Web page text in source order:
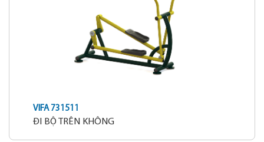
VIFA 731511
ĐI BỘ TRÊN KHÔNG